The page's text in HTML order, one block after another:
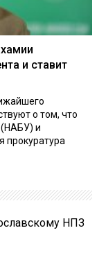
и ставит
о том, что
(НАБУ) и
прокуратура
НПЗ